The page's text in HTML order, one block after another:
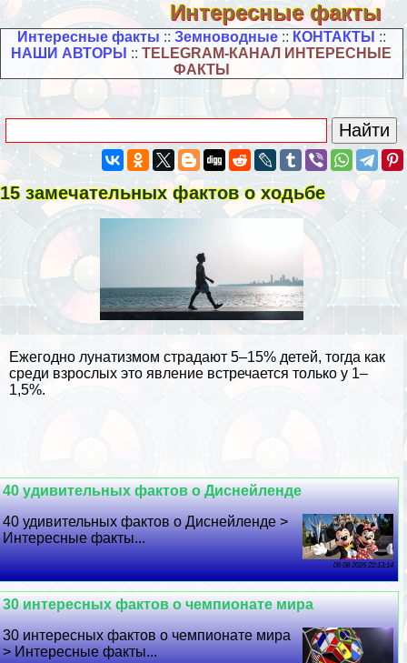
Интересные факты
Интересные факты :: Земноводные:: КОНТАКТЫ ::
НАШИ АВТОРЫ ::TELEGRAM-КАНАЛ ИНТЕРЕСНЫЕ
ФАКТЫ
15 замечательных фактов о ходьбе
Ежегодно лунатизмом страдают 5–15% детей, тогда как
среди взрослых это явление встречается только у 1–
1,5%.
40 удивительных фактов о Диснейленде
40 удивительных фактов о Диснейленде >
Интересные факты...
06 08 2026 22:13:14
30 интересных фактов о чемпионате мира
30 интересных фактов о чемпионате мира
> Интересные факты...